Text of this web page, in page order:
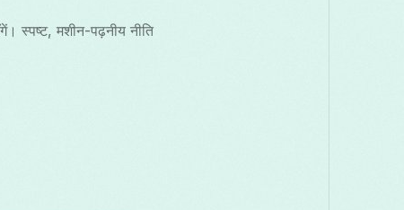
स्पष्ट, मशीन-पढ़नीय नीति